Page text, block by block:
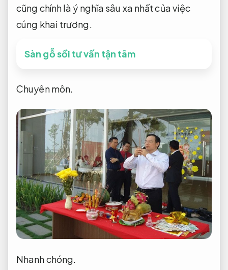
cũng chính là ý nghĩa sâu xa nhất của việc
cúng khai trương.
Sàn gỗ sồi tư vấn tận tâm
Chuyên môn.
Nhanh chóng.